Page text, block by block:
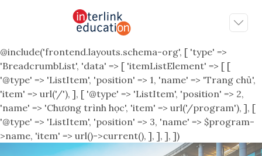
@include('frontend.layouts.schema-org', [ 'type' =>
'BreadcrumbList', 'data' => [ 'itemListElement' => [ [
'@type' => 'ListItem', 'position' => 1, 'name' => 'Trang chủ',
'item' => url('/'), ], [ '@type' => 'ListItem', 'position' => 2,
'name' => 'Chương trình học', 'item' => url('/program'), ], [
'@type' => 'ListItem', 'position' => 3, 'name' => $program-
>name, 'item' => url()->current(), ], ], ], ])